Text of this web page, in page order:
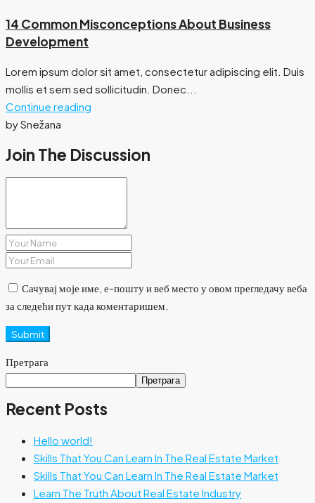
14 Common Misconceptions About Business
Development
Lorem ipsum dolor sit amet, consectetur adipiscing elit. Duis
mollis et sem sed sollicitudin. Donec...
Continue reading
by Snežana
Join The Discussion
Сачувај моје име, е-пошту и веб место у овом прегледачу веба
за следећи пут када коментаришем.
Submit
Претрага
Претрага
Recent Posts
Hello world!
Skills That You Can Learn In The Real Estate Market
Skills That You Can Learn In The Real Estate Market
Learn The Truth About Real Estate Industry